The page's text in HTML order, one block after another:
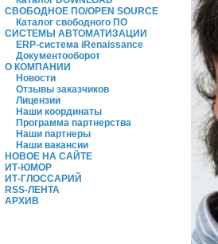
СВОБОДНОЕ ПО/OPEN SOURCE
Каталог свободного ПО
СИСТЕМЫ АВТОМАТИЗАЦИИ
ERP-система iRenaissance
Документооборот
О КОМПАНИИ
Новости
Отзывы заказчиков
Лицензии
Наши координаты
Программа партнерства
Наши партнеры
Наши вакансии
НОВОЕ НА САЙТЕ
ИТ-ЮМОР
ИТ-ГЛОССАРИЙ
RSS-ЛЕНТА
АРХИВ